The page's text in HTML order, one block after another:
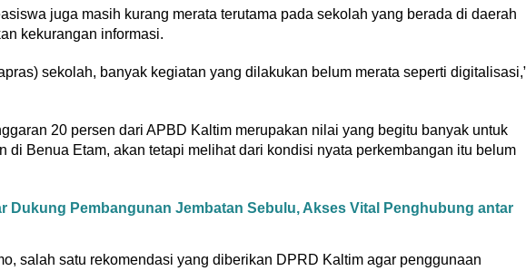
juga masih kurang merata terutama pada sekolah yang berada di daerah
kekurangan informasi.
sekolah, banyak kegiatan yang dilakukan belum merata seperti
20 persen dari APBD Kaltim merupakan nilai yang begitu banyak untuk
di Benua Etam, akan tetapi melihat dari kondisi nyata perkembangan itu belum
Dukung Pembangunan Jembatan Sebulu, Akses Vital Penghubung antar
salah satu rekomendasi yang diberikan DPRD Kaltim agar penggunaan